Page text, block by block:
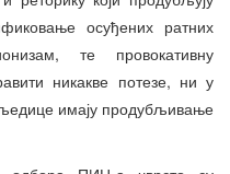
осуђених ратних
те провокативну
никакве потезе, ни у
имају продубљивање